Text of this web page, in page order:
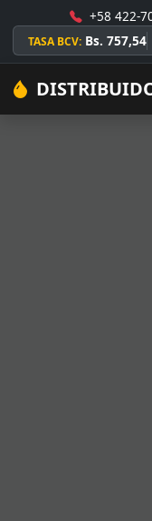
+58 422-
TASA BCV: Bs. 757,54